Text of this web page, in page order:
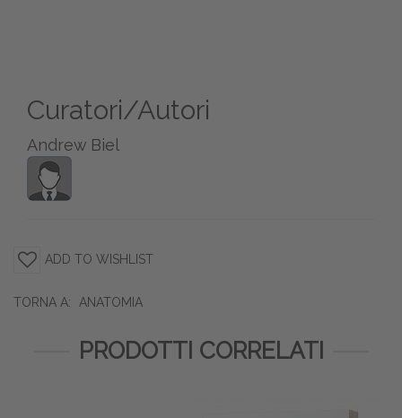
Curatori/Autori
Andrew Biel
ADD TO WISHLIST
TORNA A: ANATOMIA
PRODOTTI CORRELATI